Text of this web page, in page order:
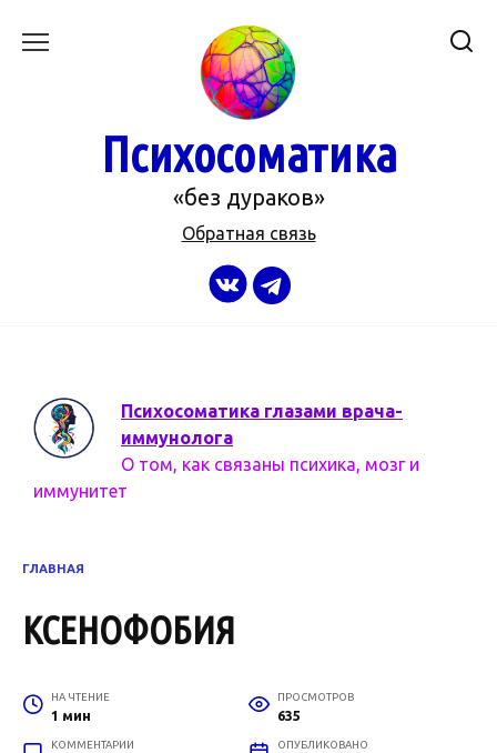
Психосоматика
«без дураков»
Обратная связь
Психосоматика глазами врача-
иммунолога
О том, как связаны психика, мозг и
иммунитет
ГЛАВНАЯ
КСЕНОФОБИЯ
НА ЧТЕНИЕ
1 мин
ПРОСМОТРОВ
635
КОММЕНТАРИИ ОПУБЛИКОВАНО